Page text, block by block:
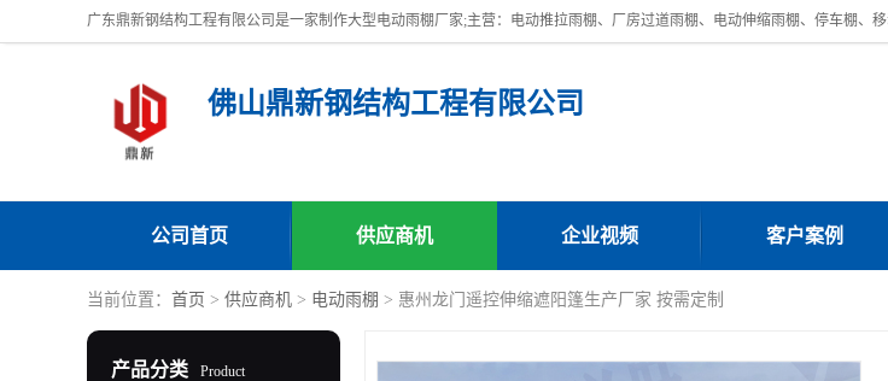
佛山鼎新钢结构工程有限公司
公司首页 供应商机 企业视频 客户案例
当前位置： 首页 > 供应商机 > 电动雨棚 > 惠州龙门遥控伸缩遮阳篷生产厂家 按需定制
产品分类 Product